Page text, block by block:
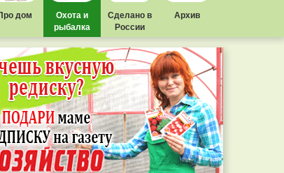
дом
Охота и
рыбалка
Сделано в
России
Архив